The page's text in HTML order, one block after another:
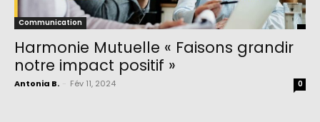
Communication
Harmonie Mutuelle « Faisons grandir
notre impact positif »
Antonia B. Fév 11, 2024 0